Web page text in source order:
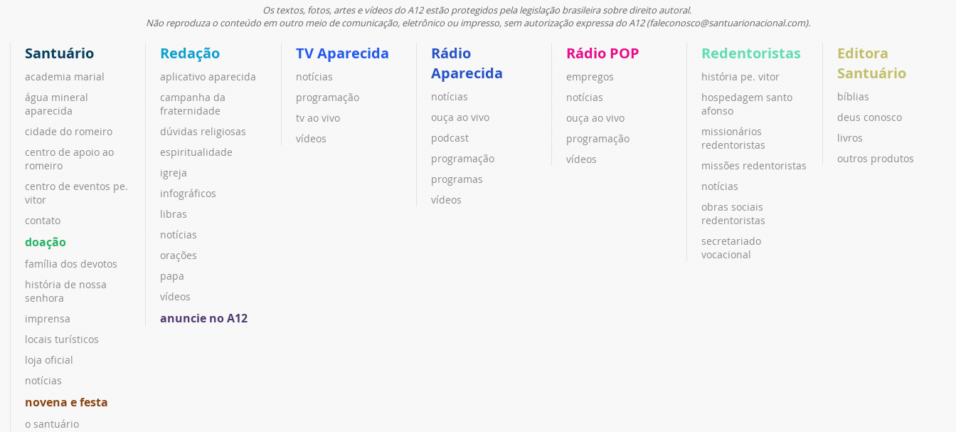
Os textos, fotos, artes e vídeos do A12 estão protegidos pela legislação brasileira sobre direito autoral.
Não reproduza o conteúdo em outro meio de comunicação, eletrônico ou impresso, sem autorização expressa do A12 (faleconosco@santuarionacional.com).
Santuário
academia marial
água mineral
aparecida
cidade do romeiro
centro de apoio ao
romeiro
centro de eventos pe.
vitor
contato
doação
família dos devotos
história de nossa
senhora
imprensa
locais turísticos
loja oficial
notícias
novena e festa
o santuário
Redação
aplicativo aparecida
campanha da
fraternidade
dúvidas religiosas
espiritualidade
igreja
infográficos
libras
notícias
orações
papa
vídeos
anuncie no A12
TV Aparecida
notícias
programação
tv ao vivo
vídeos
Rádio
Aparecida
notícias
ouça ao vivo
podcast
programação
programas
vídeos
Rádio POP
empregos
notícias
ouça ao vivo
programação
vídeos
Redentoristas
história pe. vitor
hospedagem santo
afonso
missionários
redentoristas
missões redentoristas
notícias
obras sociais
redentoristas
secretariado
vocacional
Editora
Santuário
bíblias
deus conosco
livros
outros produtos